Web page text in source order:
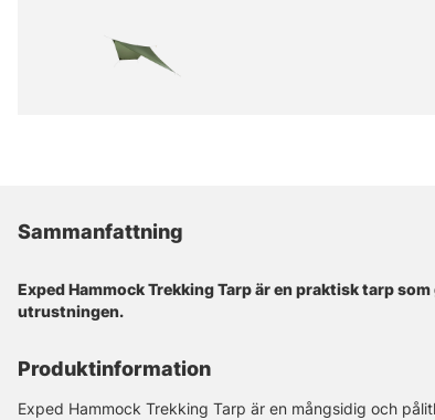
Sammanfattning
Exped Hammock Trekking Tarp är en praktisk tarp
utrustningen.
Produktinformation
Exped Hammock Trekking Tarp är en mångsidig och